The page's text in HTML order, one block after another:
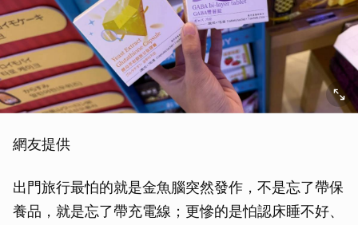
網友提供
出門旅行最怕的就是金魚腦突然發作，不是忘了帶保
養品，就是忘了帶充電線；更慘的是怕認床睡不好、